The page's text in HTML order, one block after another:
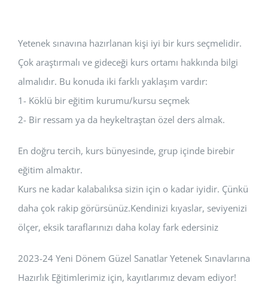
Yetenek sınavına hazırlanan kişi iyi bir kurs seçmelidir.
Çok araştırmalı ve gideceği kurs ortamı hakkında bilgi
almalıdır. Bu konuda iki farklı yaklaşım vardır:
1- Köklü bir eğitim kurumu/kursu seçmek
2- Bir ressam ya da heykeltraştan özel ders almak.
En doğru tercih, kurs bünyesinde, grup içinde birebir
eğitim almaktır.
Kurs ne kadar kalabalıksa sizin için o kadar iyidir. Çünkü
daha çok rakip görürsünüz.Kendinizi kıyaslar, seviyenizi
ölçer, eksik taraflarınızı daha kolay fark edersiniz
2023-24 Yeni Dönem Güzel Sanatlar Yetenek Sınavlarına
Hazırlık Eğitimlerimiz için, kayıtlarımız devam ediyor!